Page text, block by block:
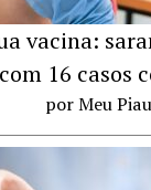
vacina:
16 casos
por Meu